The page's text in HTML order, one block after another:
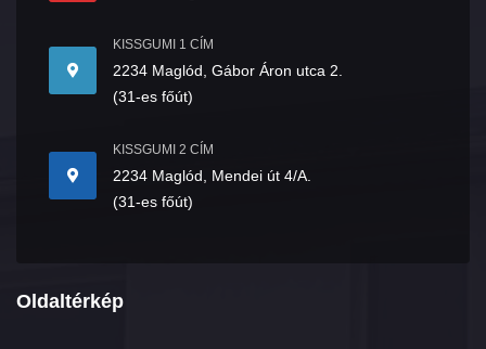
KISSGUMI 1 CÍM
2234 Maglód, Gábor Áron utca 2.
(31-es főút)
KISSGUMI 2 CÍM
2234 Maglód, Mendei út 4/A.
(31-es főút)
Oldaltérkép